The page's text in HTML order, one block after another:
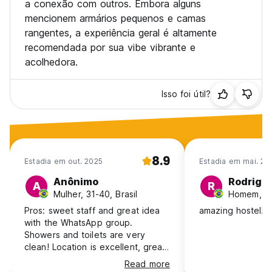
a conexão com outros. Embora alguns
mencionem armários pequenos e camas
rangentes, a experiência geral é altamente
recomendada por sua vibe vibrante e
acolhedora.
Isso foi útil?
Estadia em out. 2025 8.9
A Anônimo
Mulher, 31-40, Brasil
Pros: sweet staff and great idea
with the WhatsApp group.
Showers and toilets are very
clean! Location is excellent, great
neighborhood and great access
Read more
Estadia em mai.
R Rodrigo
Homem,
amazing hostel!